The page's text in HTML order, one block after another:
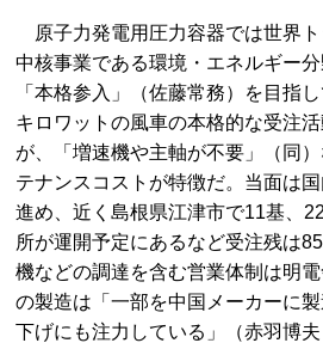
原子力発電用圧力容器では世界ト
中核事業である環境・エネルギー
「本格参入」（佐藤常務）を目指
キロワットの風車の本格的な受注
が、「増速機や主軸が不要」（同
テナンスコストが特徴だ。当面は
進め、近く島根県江津市で11基、
所が運開予定にあるなど受注残は
機などの調達を含む営業体制は明
の製造は「一部を中国メーカーに
下げにも注力している」（赤羽博